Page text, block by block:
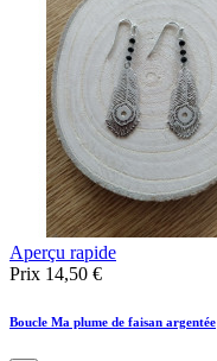
Aperçu rapide
Prix 14,50 €
Boucle Ma plume de faisan argentée